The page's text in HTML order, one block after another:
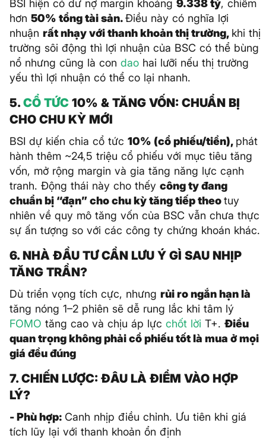
BSI hiện có dư nợ margin khoảng 9.338 tỷ, chiếm
hơn 50% tổng tài sản.Điều này có nghĩa lợi
nhuận rất nhạy với thanh khoản thị trường, khi thị
trường sôi động thì lợi nhuận của BSC có thể bùng
nổ nhưng cũng là con dao hai lưỡi nếu thị trường
yếu thì lợi nhuận có thể co lại nhanh.
5. CỔ TỨC 10% & TĂNG VỐN: CHUẨN BỊ
CHO CHU KỲ MỚI
BSI dự kiến chia cổ tức 10% (cổ phiếu/tiền), phát
hành thêm ~24,5 triệu cổ phiếu với mục tiêu tăng
vốn, mở rộng margin và gia tăng năng lực cạnh
tranh. Động thái này cho thếy công ty đang
chuẩn bị “đạn” cho chu kỳ tăng tiếp theotuy
nhiên về quy mô tăng vốn của BSC vẫn chưa thực
sự ấn tượng so với các công ty chứng khoán khác.
6. NHÀ ĐẦU TƯ CẦN LƯU Ý GÌ SAU NHỊP
TĂNG TRẦN?
Dù triển vọng tích cực, nhưng rủi ro ngắn hạn là
tăng nóng 1–2 phiên sẽ dễ rung lắc khi tâm lý
FOMO tăng cao và chịu áp lực chốt lời T+. Điều
quan trọng không phải cổ phiếu tốt là mua ở mọi
giá đều đúng
7. CHIẾN LƯỢC: ĐÂU LÀ ĐIỂM VÀO HỢP
LÝ?
- Phù hợp: Canh nhịp điều chỉnh. Ưu tiên khi giá
tích lũy lại với thanh khoản ổn định